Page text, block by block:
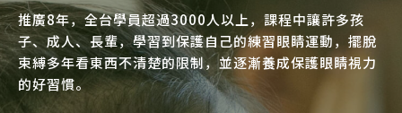
推廣8年，全台學員超過3000人以上，課程中讓許多孩
子、成人、長輩，學習到保護自己的練習眼睛運動，擺脫
束縛多年看東西不清楚的限制，並逐漸養成保護眼睛視力
的好習慣。